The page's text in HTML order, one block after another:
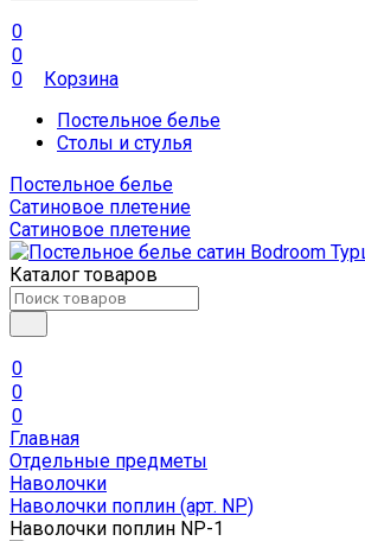
0
0
0
Корзина
Постельное белье
Столы и стулья
Постельное белье
Сатиновое плетение
Сатиновое плетение
Каталог товаров
0
0
0
Главная
Отдельные предметы
Наволочки
Наволочки поплин (арт. NP)
Наволочки поплин NP-1